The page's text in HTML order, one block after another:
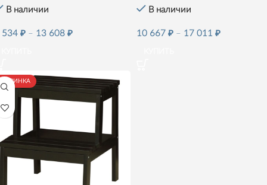
В наличии
534 ₽ – 13 608 ₽
В наличии
10 667 ₽ – 17 011 ₽
НОВИНКА